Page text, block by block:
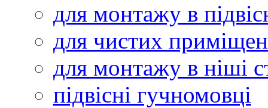
для монтажу в
для чистих
для монтажу в ніші
підвісні гучномовці